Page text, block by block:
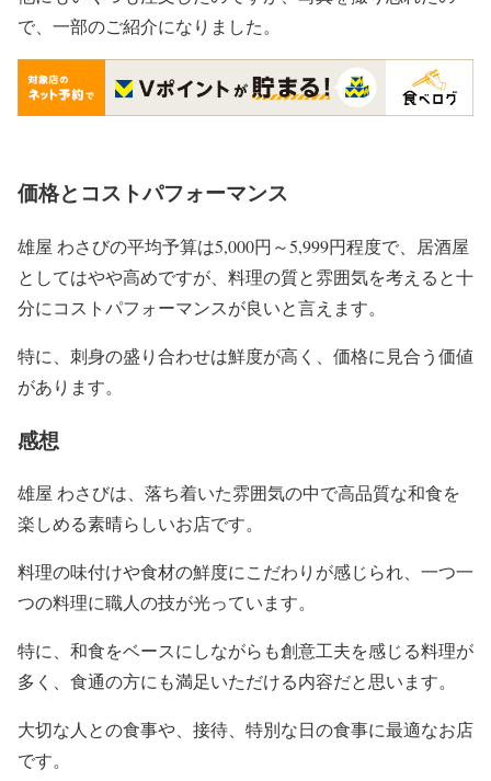
で、一部のご紹介になりました。
価格とコストパフォーマンス
雄屋 わさびの平均予算は5,000円～5,999円程度で、居酒屋
としてはやや高めですが、料理の質と雰囲気を考えると十
分にコストパフォーマンスが良いと言えます。
特に、刺身の盛り合わせは鮮度が高く、価格に見合う価値
があります。
感想
雄屋 わさびは、落ち着いた雰囲気の中で高品質な和食を
楽しめる素晴らしいお店です。
料理の味付けや食材の鮮度にこだわりが感じられ、一つ一
つの料理に職人の技が光っています。
特に、和食をベースにしながらも創意工夫を感じる料理が
多く、食通の方にも満足いただける内容だと思います。
大切な人との食事や、接待、特別な日の食事に最適なお店
です。